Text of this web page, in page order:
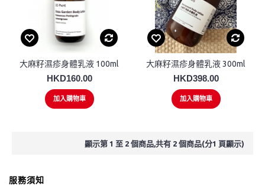
大麻籽濕疹身體乳液 100ml
HKD160.00
加入購物車
大麻籽濕疹身體乳液 300ml
HKD398.00
加入購物車
顯示第 1 至 2 個商品,共有 2 個商品(分1 頁顯示)
服務須知